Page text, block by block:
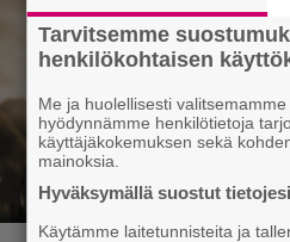
Tarvitsemme
henkilökohtaisen
Me ja huolellisesti
hyödynnämme henkilötietoja
käyttäjäkokemuksen sekä
mainoksia.
Hyväksymällä suostut
Käytämme laitetunnisteita ja